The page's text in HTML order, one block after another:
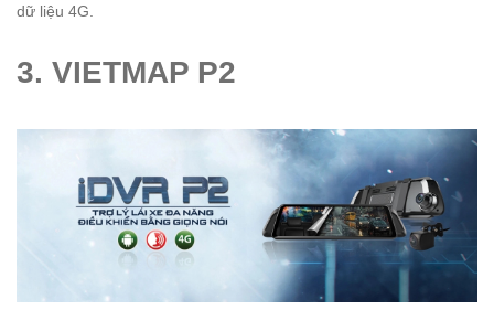
dữ liệu 4G.
3. VIETMAP P2